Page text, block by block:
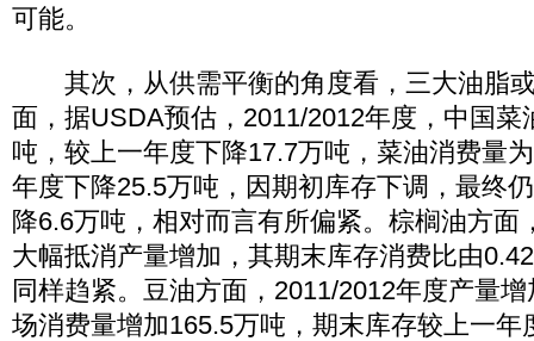
可能。
其次，从供需平衡的角度看，三大油脂
面，据USDA预估，2011/2012年度，中国菜
吨，较上一年度下降17.7万吨，菜油消费量
年度下降25.5万吨，因期初库存下调，最终
降6.6万吨，相对而言有所偏紧。棕榈油方面
大幅抵消产量增加，其期末库存消费比由
同样趋紧。豆油方面，2011/2012年度产量
场消费量增加165.5万吨，期末库存较上一年